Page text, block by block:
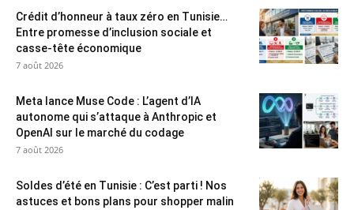
Crédit d’honneur à taux zéro en Tunisie…
Entre promesse d’inclusion sociale et
casse-tête économique
7 août 2026
Meta lance Muse Code : L’agent d’IA
autonome qui s’attaque à Anthropic et
OpenAI sur le marché du codage
7 août 2026
Soldes d’été en Tunisie : C’est parti ! Nos
astuces et bons plans pour shopper malin